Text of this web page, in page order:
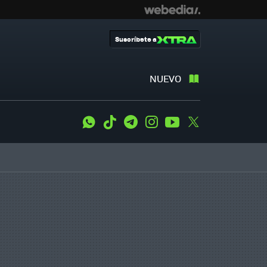
NUEVO
Suscríbete a
WhatsApp
Tiktok TelegramInstagramYoutube